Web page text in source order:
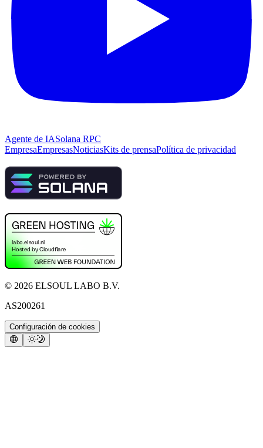
Agente de IASolana RPC
EmpresaEmpresasNoticiasKits de prensaPolítica de privacidad
© 2026 ELSOUL LABO B.V.
AS200261
Configuración de cookies